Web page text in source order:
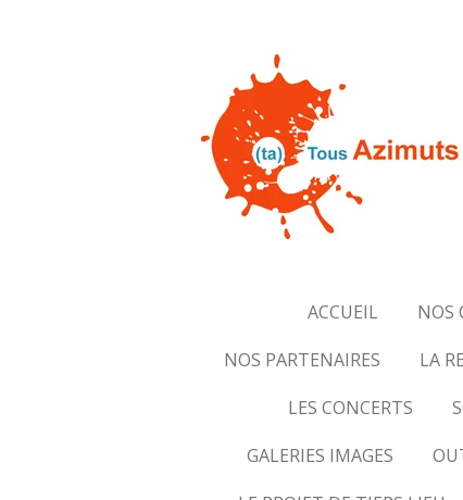
ACCUEIL NOS
NOS PARTENAIRES
LA
LES CONCERTS
GALERIES IMAGES